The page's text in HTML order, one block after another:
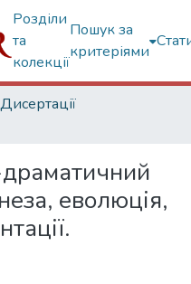
Розділи
та
колекції
Пошук за
критеріями
Дисертації
еволюція,